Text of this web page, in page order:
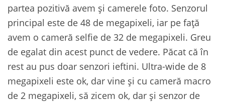
partea pozitivă avem și camerele foto. Senzorul
principal este de 48 de megapixeli, iar pe față
avem o cameră selfie de 32 de megapixeli. Greu
de egalat din acest punct de vedere. Păcat că în
rest au pus doar senzori ieftini. Ultra-wide de 8
megapixeli este ok, dar vine și cu cameră macro
de 2 megapixeli, să zicem ok, dar și senzor de